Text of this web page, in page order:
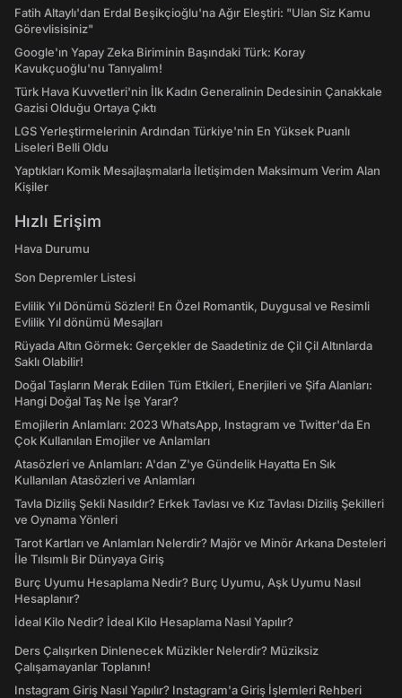
Fatih Altaylı'dan Erdal Beşikçioğlu'na Ağır Eleştiri: "Ulan Siz Kamu
Görevlisisiniz"
Google'ın Yapay Zeka Biriminin Başındaki Türk: Koray
Kavukçuoğlu'nu Tanıyalım!
Türk Hava Kuvvetleri'nin İlk Kadın Generalinin Dedesinin Çanakkale
Gazisi Olduğu Ortaya Çıktı
LGS Yerleştirmelerinin Ardından Türkiye'nin En Yüksek Puanlı
Liseleri Belli Oldu
Yaptıkları Komik Mesajlaşmalarla İletişimden Maksimum Verim Alan
Kişiler
Hızlı Erişim
Hava Durumu
Son Depremler Listesi
Evlilik Yıl Dönümü Sözleri! En Özel Romantik, Duygusal ve Resimli
Evlilik Yıl dönümü Mesajları
Rüyada Altın Görmek: Gerçekler de Saadetiniz de Çil Çil Altınlarda
Saklı Olabilir!
Doğal Taşların Merak Edilen Tüm Etkileri, Enerjileri ve Şifa Alanları:
Hangi Doğal Taş Ne İşe Yarar?
Emojilerin Anlamları: 2023 WhatsApp, Instagram ve Twitter'da En
Çok Kullanılan Emojiler ve Anlamları
Atasözleri ve Anlamları: A'dan Z'ye Gündelik Hayatta En Sık
Kullanılan Atasözleri ve Anlamları
Tavla Diziliş Şekli Nasıldır? Erkek Tavlası ve Kız Tavlası Diziliş Şekilleri
ve Oynama Yönleri
Tarot Kartları ve Anlamları Nelerdir? Majör ve Minör Arkana Desteleri
İle Tılsımlı Bir Dünyaya Giriş
Burç Uyumu Hesaplama Nedir? Burç Uyumu, Aşk Uyumu Nasıl
Hesaplanır?
İdeal Kilo Nedir? İdeal Kilo Hesaplama Nasıl Yapılır?
Ders Çalışırken Dinlenecek Müzikler Nelerdir? Müziksiz
Çalışamayanlar Toplanın!
Instagram Giriş Nasıl Yapılır? Instagram'a Giriş İşlemleri Rehberi